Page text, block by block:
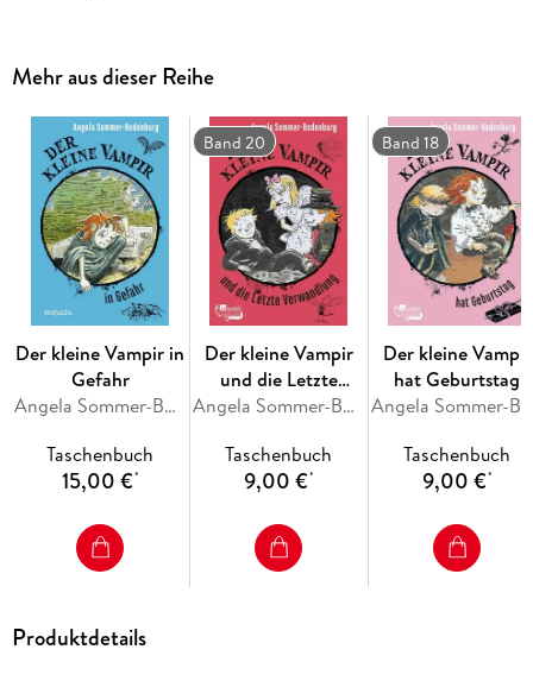
Mehr aus dieser Reihe
Der kleine Vampir in
Gefahr
Angela Sommer-Bodenburg
Taschenbuch
15,00 €*
Band 20
Der kleine Vampir
und die Letzte
Verwandlung Angela Sommer-Bodenburg
Taschenbuch
9,00 €*
Band 18
Der kleine Vampir
hat Geburtstag
Taschenbuch
9,00 €*
Produktdetails